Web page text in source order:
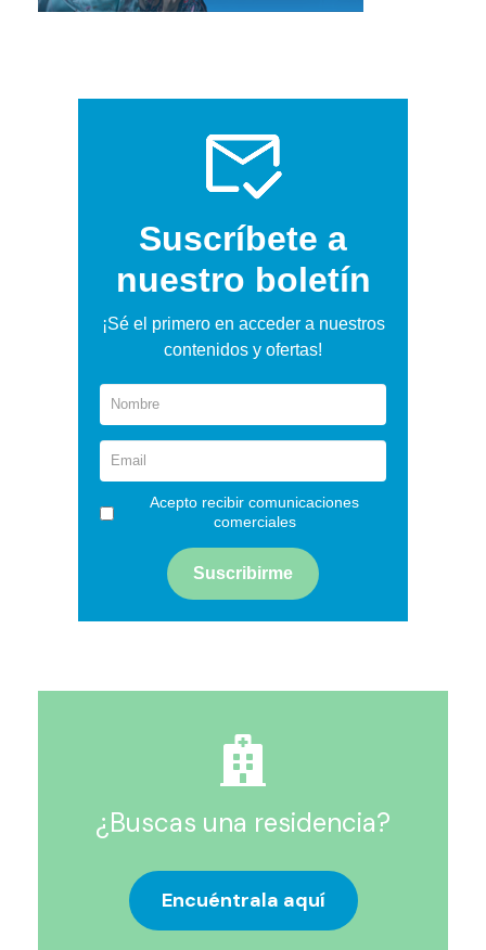
Suscríbete a
nuestro boletín
¡Sé el primero en acceder a nuestros
contenidos y ofertas!
Acepto recibir comunicaciones
comerciales
¿Buscas una residencia?
Encuéntrala aquí